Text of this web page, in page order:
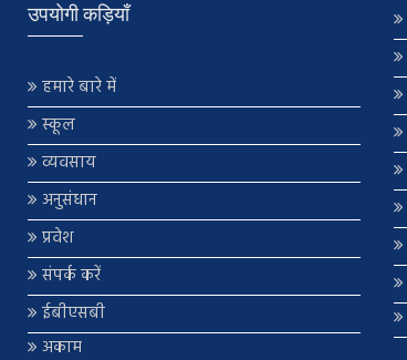
उपयोगी कड़ियाँ
हमारे बारे में
स्कूल
व्यवसाय
अनुसंधान
प्रवेश
संपर्क करें
ईबीएसबी
अकाम